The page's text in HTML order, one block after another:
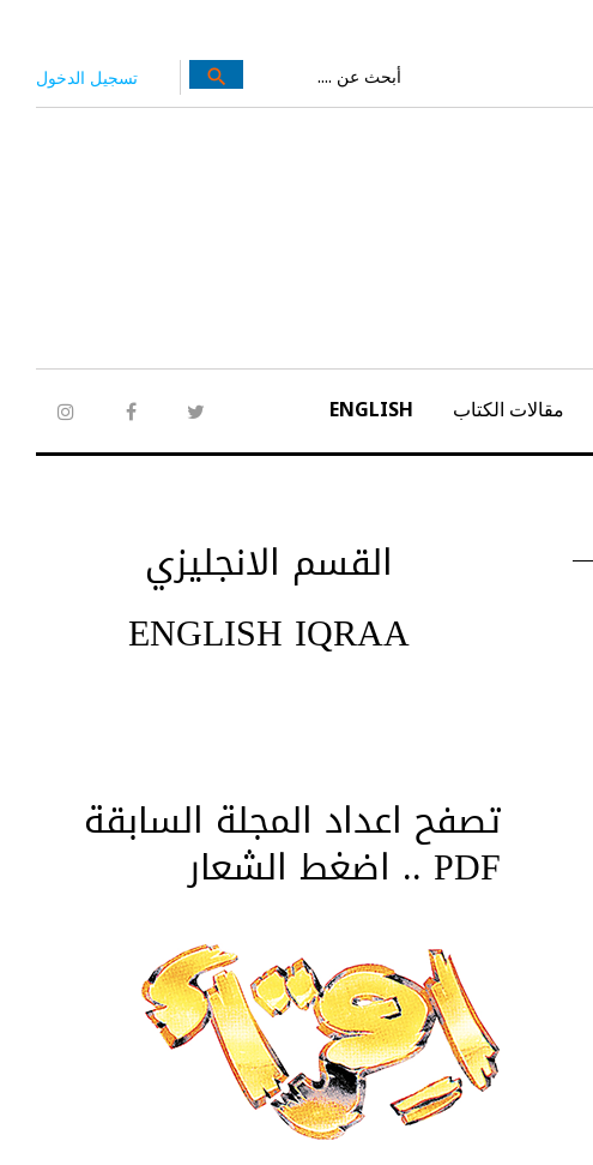
تسجيل الدخول
عن:
search
twitter
facebook
مقالات الكتاب ENGLISH
القسم الانجليزي
ENGLISH IQRAA
تصفح اعداد المجلة السابقة
PDF .. اضغط الشعار